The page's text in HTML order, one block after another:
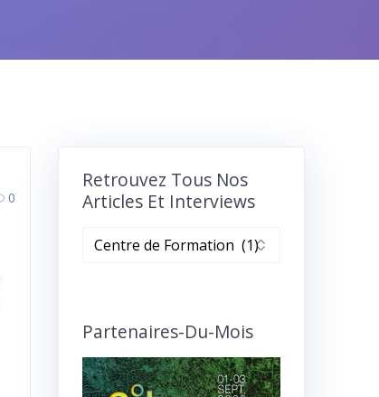
0
Retrouvez Tous Nos
Articles Et Interviews
Retrouvez
et
Partenaires-Du-Mois